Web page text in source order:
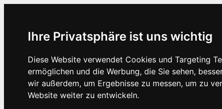
Ihre Privatsphäre ist uns wichtig
Diese Website verwendet Cookies und Targeting
ermöglichen und die Werbung, die Sie sehen,
wir außerdem, um Ergebnisse zu messen, um zu
Website weiter zu entwickeln.